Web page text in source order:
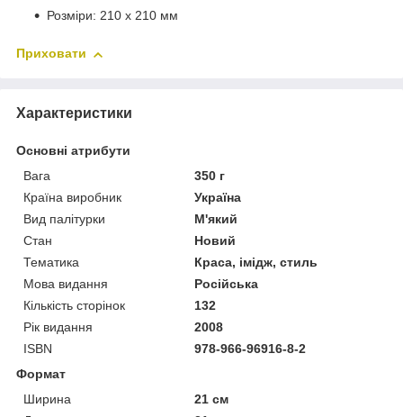
Розміри: 210 х 210 мм
Приховати
Характеристики
Основні атрибути
Вага
350 г
Країна виробник
Україна
Вид палітурки
М'який
Стан
Новий
Тематика
Краса, імідж, стиль
Мова видання
Російська
Кількість сторінок
132
Рік видання
2008
ISBN
978-966-96916-8-2
Формат
Ширина
21 см